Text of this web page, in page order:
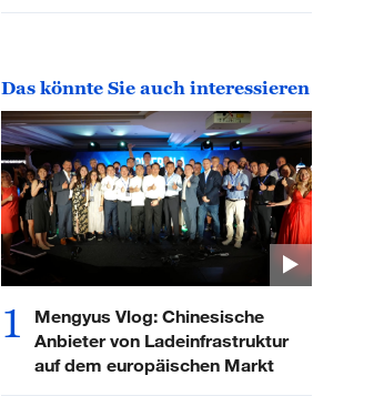
Das könnte Sie auch interessieren
1
Mengyus Vlog: Chinesische
Anbieter von Ladeinfrastruktur
auf dem europäischen Markt